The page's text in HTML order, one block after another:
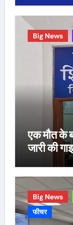
Big News
एक मौत के
जारी की
Big News
फीचर